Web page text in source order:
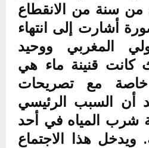
من سنة من الانقطاع
أشارت إلى انتهاء
المغربي ووحيد
كانت قنينة ماء هي
خاصة مع تصريحات
أن السبب الرئيسي
شرب المياه في أحد
ويدخل هذا الاجتماع